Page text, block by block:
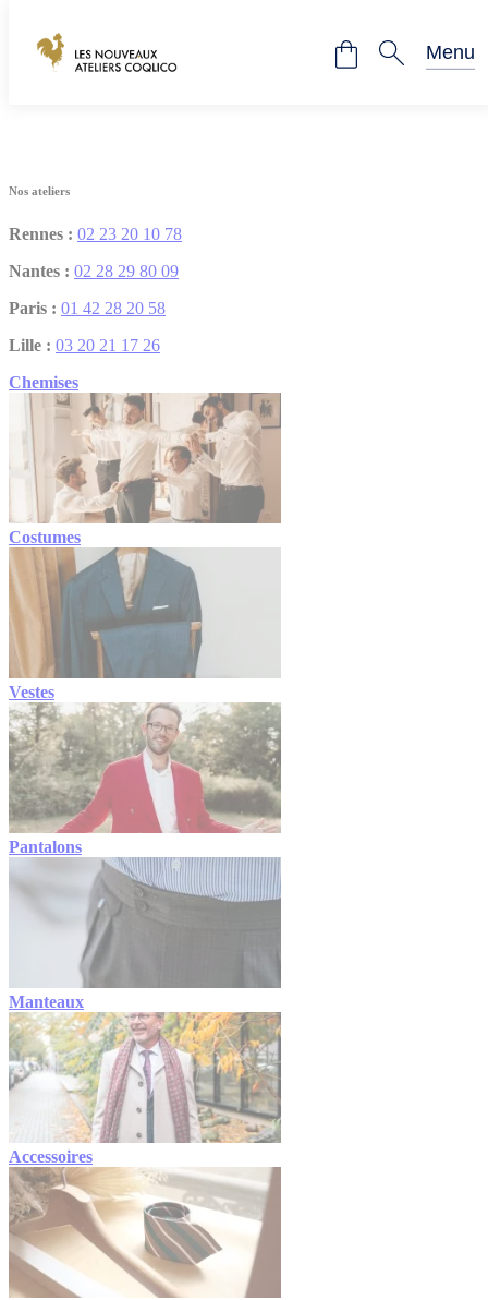
Les Nouveaux Ateliers Coqlico
Fermer
Nos ateliers
Rennes : 02 23 20 10 78
Nantes : 02 28 29 80 09
Paris : 01 42 28 20 58
Lille : 03 20 21 17 26
Chemises
Costumes
Vestes
Pantalons
Manteaux
Accessoires
Menu